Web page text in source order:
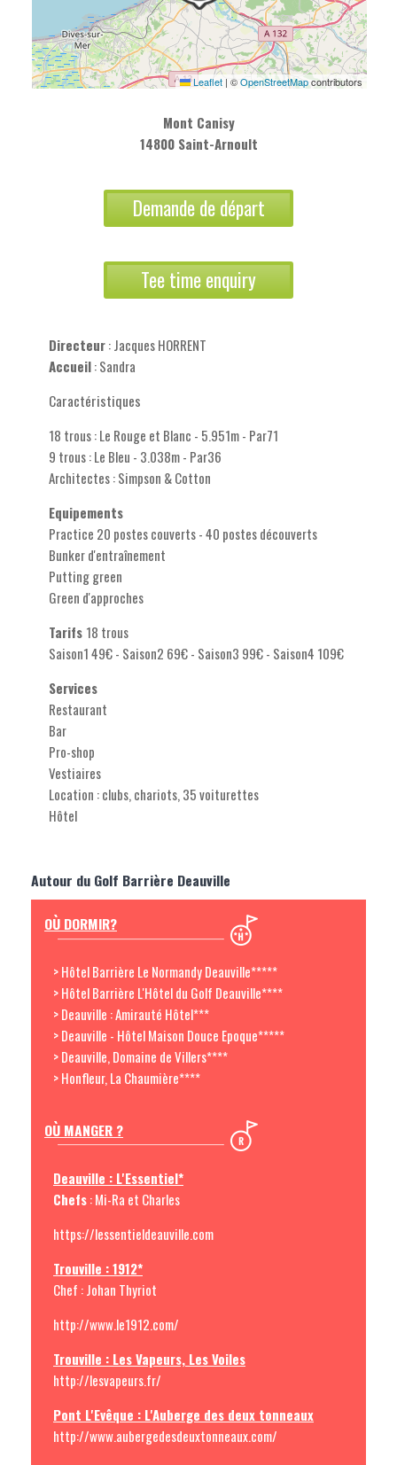
Leaflet | ©OpenStreetMapcontributors
Mont Canisy
14800 Saint-Arnoult
Demande de départ
Tee time enquiry
Directeur: Jacques HORRENT
Accueil: Sandra
Caractéristiques
18 trous : Le Rouge et Blanc - 5.951m - Par71
9 trous : Le Bleu - 3.038m - Par36
Architectes : Simpson & Cotton
Equipements
Practice 20 postes couverts - 40 postes découverts
Bunker d'entraînement
Putting green
Green d'approches
Tarifs 18 trous
Saison1 49€ - Saison2 69€ - Saison3 99€ - Saison4 109€
Services
Restaurant
Bar
Pro-shop
Vestiaires
Location : clubs, chariots, 35 voiturettes
Hôtel
Autour du Golf Barrière Deauville
OÙ DORMIR?
> Hôtel Barrière Le Normandy Deauville*****
> Hôtel Barrière L'Hôtel du Golf Deauville****
> Deauville : Amirauté Hôtel***
> Deauville - Hôtel Maison Douce Epoque*****
> Deauville, Domaine de Villers****
> Honfleur, La Chaumière****
OÙ MANGER ?
Deauville : L'Essentiel*
Chefs: Mi-Ra et Charles
https://lessentieldeauville.com
Trouville : 1912*
Chef : Johan Thyriot
http://www.le1912.com/
Trouville : Les Vapeurs, Les Voiles
http://lesvapeurs.fr/
Pont L'Evêque : L'Auberge des deux tonneaux
http://www.aubergedesdeuxtonneaux.com/